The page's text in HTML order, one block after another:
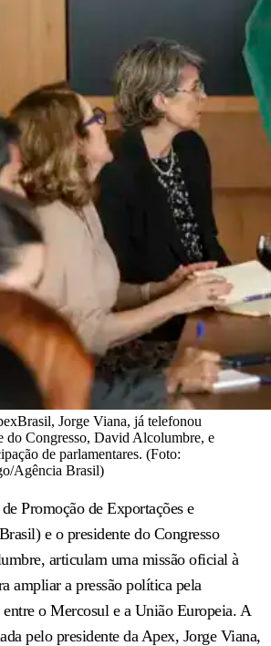
Jorge Viana, já telefonou
do Congresso, David Alcolumbre, e
de parlamentares. (Foto:
Agência Brasil)
Promoção de Exportações e
e o presidente do Congresso
articulam uma missão oficial à
ampliar a pressão política pela
o Mercosul e a União Europeia. A
pelo presidente da Apex, Jorge Viana,